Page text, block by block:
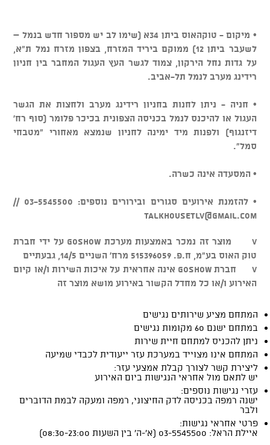
• מיקום - טוקהאוס ביתן 34א (שימו לב יש מספור חדש בנמל –
לשעבר ביתן 12) ממוקם ביריד המזרח, בצפון מזרח נמל ת"א,
על גדות נחל הירקון, צמוד לגשר העץ העגול המחבר בין חניון
רידינג מערב לנמל תל-אביב.
• חניה - ניתן לחנות בחניון רידינג מערב ולחצות את הגשר
העגול או להיכנס לנמל בכניסה הצפונית בכיכר פלומר (סוף רח'
דיזנגוף) ולפנות מיד ימינה לחניון שנמצא מאחורי "מטבחי
סמל".
• המסעדה אינה כשרה.
• להזמנת אירועים סגורים ובירורים נוספים: 03-5545500 //
talkhousetlv@gmail.com
v מוצר זה נמכר באמצעות מערכת GOSHOW על ידי חברת
טוק האוס בע"מ, ח.פ. 515396059 מרח' השניים 14/5, גבעתיים
v חברת GOSHOW אינה אחראית על איכות השירות ו/או קיום
האירוע ו/או כל מחדל הקשור באירוע מושא מוצר זה
המתחם מציע שירותים נגישים
במתחם ישנם 60 מקומות נגישים
ניתן להכניס למתחם חיית שירות
המתחם אינו מצוייד במערכת עזר ייעודית לכבדי שמיעה
ליצירת קשר לצורך קבלת אמצעי עזר:
יש לתאם מול אחראי הנגישות ביום האירוע
עזרי נגישות נוספים:
ישנה רמפה בכניסה לדק החיצוני, רמפה ומעקה לבמת הדוברים
ולבר
פרטי אחראי נגישות:
איילת הראל: 03-5545500 (א'-ה' בין השעות 08:30-23:00)